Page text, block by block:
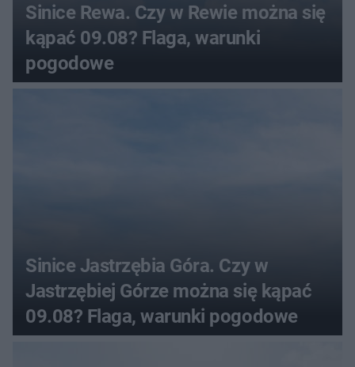
Sinice Rewa. Czy w Rewie można się
kąpać 09.08? Flaga, warunki
pogodowe
Sinice Jastrzębia Góra. Czy w
Jastrzębiej Górze można się kąpać
09.08? Flaga, warunki pogodowe